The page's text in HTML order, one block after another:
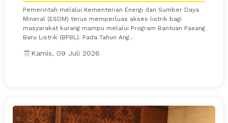
Pemerintah melalui Kementerian Energi dan Sumber Daya
Mineral (ESDM) terus memperluas akses listrik bagi
masyarakat kurang mampu melalui Program Bantuan Pasang
Baru Listrik (BPBL). Pada Tahun Ang...
Kamis, 09 Juli 2026